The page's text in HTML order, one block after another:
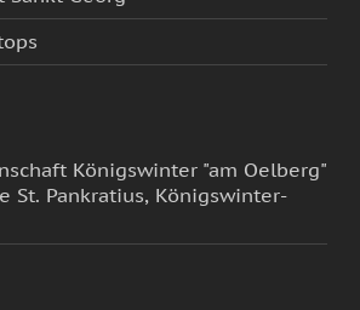
Königswinter "am Oelberg"
St. Pankratius, Königswinter-